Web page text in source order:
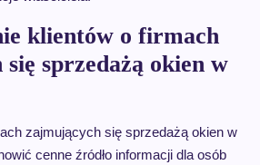
klientów o firmach
sprzedażą okien w
zajmujących się sprzedażą okien w
cenne źródło informacji dla osób